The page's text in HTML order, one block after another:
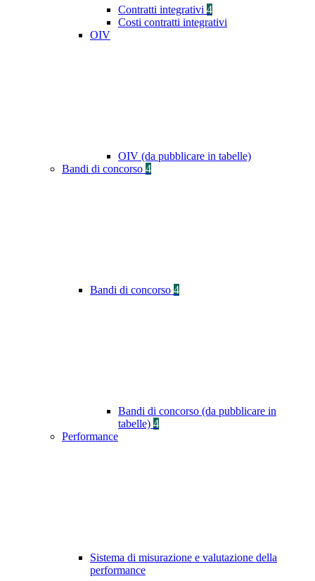
Contratti integrativi 4
Costi contratti integrativi
OIV
OIV (da pubblicare in tabelle)
Bandi di concorso 4
Bandi di concorso 4
Bandi di concorso (da pubblicare in
tabelle) 4
Performance
Sistema di misurazione e valutazione della
performance